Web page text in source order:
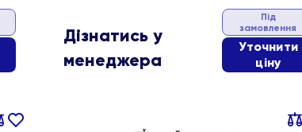
Дізнатись у
менеджера
Під
замовлення
Уточнити
ціну
В